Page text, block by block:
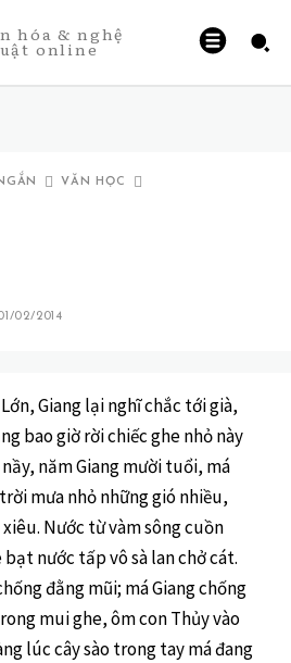
hóa & nghệ
online
VĂN HỌC
02/2014
Giang lại nghĩ chắc tới già,
bao giờ rời chiếc ghe nhỏ này
năm Giang mười tuổi, má
mưa nhỏ những gió nhiều,
Nước từ vàm sông cuồn
bạt nước tấp vô sà lan chở cát.
đằng mũi; má Giang chống
mui ghe, ôm con Thủy vào
lúc cây sào trong tay má đang